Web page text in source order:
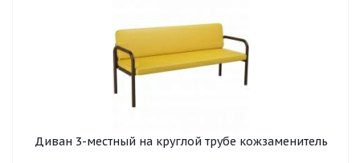
Диван 3-местный на круглой трубе кожзаменитель